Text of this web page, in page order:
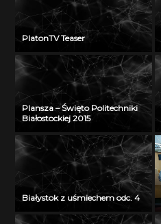
PlatonTV Teaser
Plansza – Święto Politechniki
Białostockiej 2015
Białystok z uśmiechem odc. 4